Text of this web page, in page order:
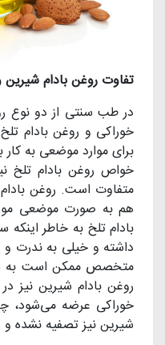
تفاوت روغن بادام شیرین
در طب سنتی از دو نوع
خوراکی و روغن بادام
برای موارد موضعی به
خواص روغن بادام تلخ
متفاوت است. روغن
هم به صورت موضعی مورد
بادام تلخ به خاطر
داشته و خیلی به ندرت و
متخصص ممکن است به
روغن بادام شیرین نیز
خوراکی عرضه می‌شود،
شیرین نیز تصفیه نشده